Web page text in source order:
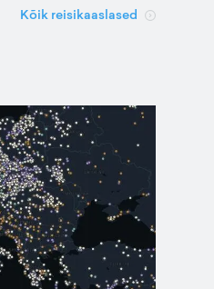
Kõik reisikaaslased